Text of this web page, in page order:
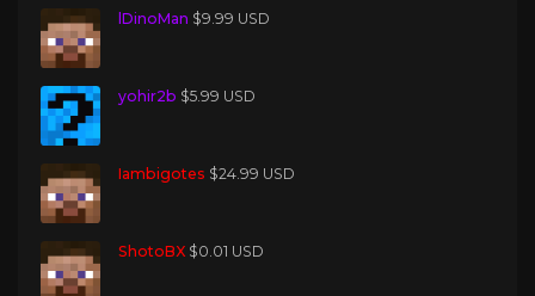
lDinoMan $9.99 USD
yohir2b $5.99 USD
Iambigotes $24.99 USD
ShotoBX $0.01 USD